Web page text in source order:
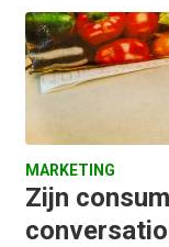
MARKETING
Zijn